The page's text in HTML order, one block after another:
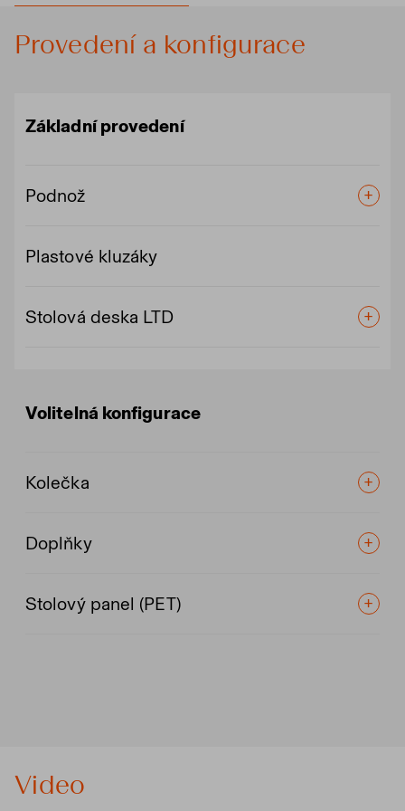
Provedení a konfigurace
Základní provedení
Podnož
Plastové kluzáky
Stolová deska LTD
Volitelná konfigurace
Kolečka
Doplňky
Stolový panel (PET)
Video